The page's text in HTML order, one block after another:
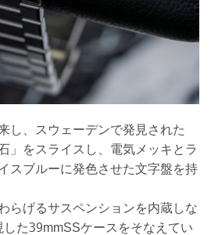
し、スウェーデンで発見された
」をスライスし、電気メッキとラ
スブルーに発色させた文字盤を持
らげるサスペンションを内蔵しな
た39mmSSケースをそなえてい